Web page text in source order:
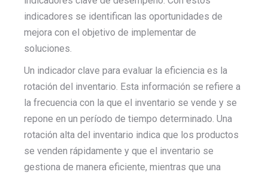
indicadores se identifican las oportunidades de
mejora con el objetivo de implementar de
soluciones.
Un indicador clave para evaluar la eficiencia es la
rotación del inventario. Esta información se refiere a
la frecuencia con la que el inventario se vende y se
repone en un período de tiempo determinado. Una
rotación alta del inventario indica que los productos
se venden rápidamente y que el inventario se
gestiona de manera eficiente, mientras que una